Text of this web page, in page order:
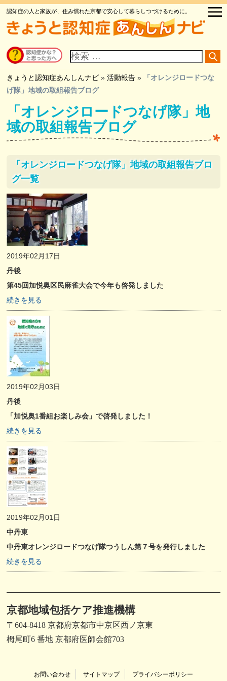
認知症の人と家族が、住み慣れた京都で安心して暮らしつづけるために。
イ
ト
検
索
きょうと認知症あんしんナビ »活動報告 »
「オレンジロードつな
げ隊」地域の取組報告ブログ
「オレンジロードつなげ隊」地
域の取組報告ブログ
「オレンジロードつなげ隊」地域の取組報告ブロ
グ一覧
2019年02月17日
丹後
第45回加悦奥区民麻雀大会で今年も啓発しました
続きを見る
2019年02月03日
丹後
「加悦奥1番組お楽しみ会」で啓発しました！
続きを見る
2019年02月01日
中丹東
中丹東オレンジロードつなげ隊つうしん第７号を発行しました
続きを見る
京都地域包括ケア推進機構
〒604-8418 京都府京都市中京区西ノ京東
栂尾町6 番地 京都府医師会館703
お問い合わせ サイトマップ プライバシーポリシー